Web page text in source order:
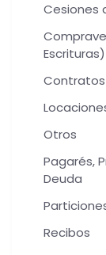
Cesiones
Escrituras)
Otros
Pagarés,
Deuda
Recibos